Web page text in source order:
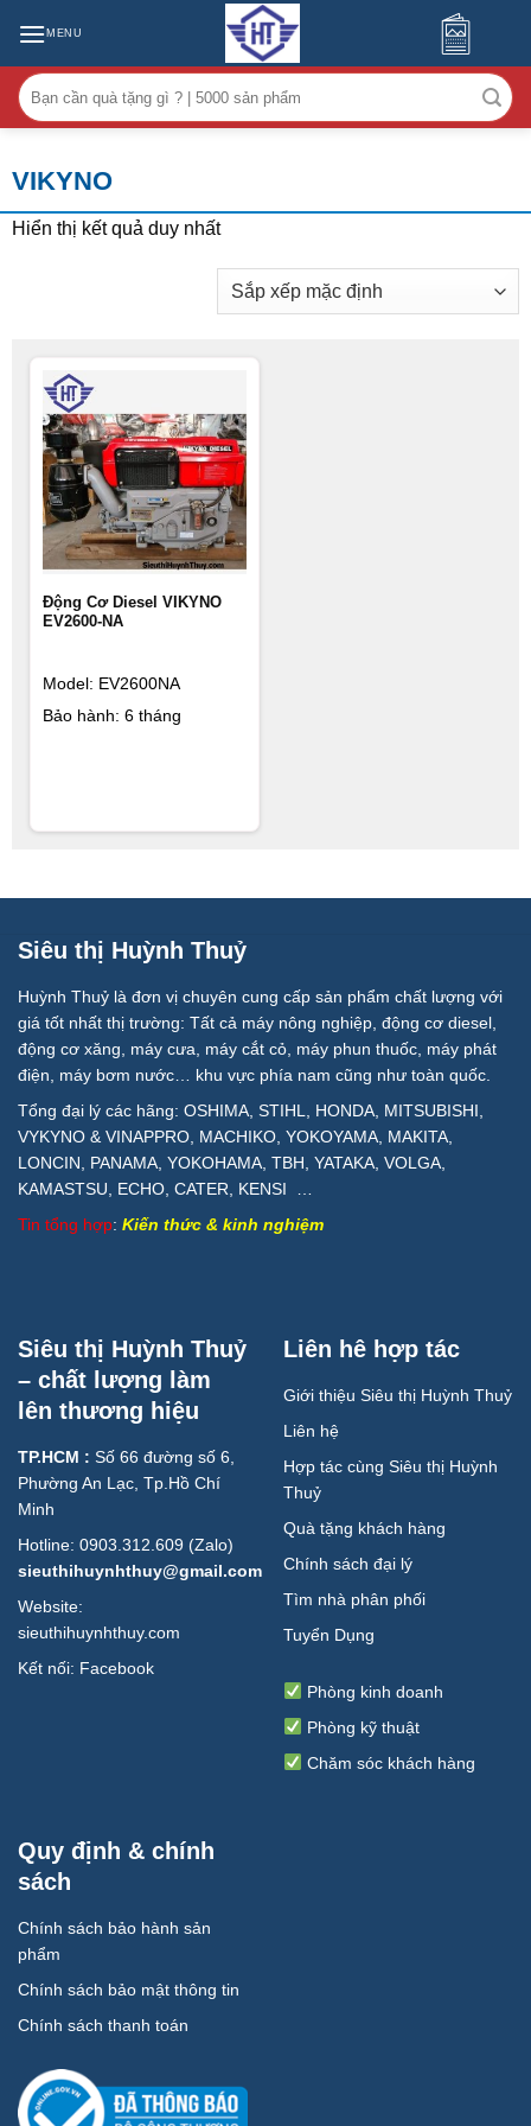
MENU
Tìm
kiếm:
VIKYNO
Hiển thị kết quả duy nhất
Động Cơ Diesel VIKYNO
EV2600-NA
Model: EV2600NA
Bảo hành: 6 tháng
Siêu thị Huỳnh Thuỷ
Huỳnh Thuỷ là đơn vị chuyên cung cấp sản phẩm chất lượng với
giá tốt nhất thị trường: Tất cả máy nông nghiệp, động cơ diesel,
động cơ xăng, máy cưa, máy cắt cỏ, máy phun thuốc, máy phát
điện, máy bơm nước… khu vực phía nam cũng như toàn quốc.
Tổng đại lý các hãng: OSHIMA, STIHL, HONDA, MITSUBISHI,
VYKYNO & VINAPPRO, MACHIKO, YOKOYAMA, MAKITA,
LONCIN, PANAMA, YOKOHAMA, TBH, YATAKA, VOLGA,
KAMASTSU, ECHO, CATER, KENSI …
Tin tổng hợp: Kiến thức & kinh nghiệm
Siêu thị Huỳnh Thuỷ
– chất lượng làm
lên thương hiệu
TP.HCM : Số 66 đường số 6,
Phường An Lạc, Tp.Hồ Chí
Minh
Hotline: 0903.312.609 (Zalo)
sieuthihuynhthuy@gmail.com
Website:
sieuthihuynhthuy.com
Kết nối: Facebook
Liên hê hợp tác
Giới thiệu Siêu thị Huỳnh Thuỷ
Liên hệ
Hợp tác cùng Siêu thị Huỳnh
Thuỷ
Quà tặng khách hàng
Chính sách đại lý
Tìm nhà phân phối
Tuyển Dụng
Phòng kinh doanh
Phòng kỹ thuật
Chăm sóc khách hàng
Quy định & chính
sách
Chính sách bảo hành sản
phẩm
Chính sách bảo mật thông tin
Chính sách thanh toán